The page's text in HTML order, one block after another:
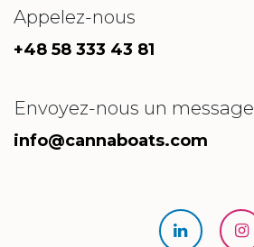
Appelez-nous
+48 58 333 43 81
Envoyez-nous un message
info@cannaboats.com